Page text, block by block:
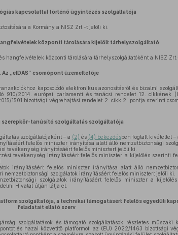
kapcsolattal történő ügyintézés szolgáltatója
a Kormány a NISZ Zrt.-t jelöli ki.
központi tárolására kijelölt tárhelyszolgáltató
hangfelvételek központi tárolására tárhelyszolgáltatóként a NISZ
Az „eIDAS” csomópont üzemeltetője
kapcsolódó elektronikus azonosításról és bizalmi
910/2014. európai parlamenti és tanácsi rendelet 12. cikkének
1501 bizottsági végrehajtási rendelet 2. cikk 2. pontja szerinti
szerepkör-tanúsító szolgáltatás szolgáltatója
szolgáltatójaként – a (2) és (4) bekezdésben foglalt kivétellel –
felelős miniszter irányítása alatt álló nemzetbiztonsági
tevékenység irányításáért felelős minisztert jelöli ki.
tevékenység irányításáért felelős miniszter a kijelölés szerinti
irányításáért felelős miniszter irányítása alatt álló
nemzetbiztonsági szolgálatok irányításáért felelős minisztert jelöli ki.
szolgálatok irányításáért felelős miniszter a
Hivatal útján látja el.
szolgáltatója, a technikai támogatásért felelős egyedüli
feladatait ellátó szerv
szolgáltatások és támogató szolgáltatások részletes műszaki
és hazai közvetítő platformot, az (EU) 2022/1463 bizottsági